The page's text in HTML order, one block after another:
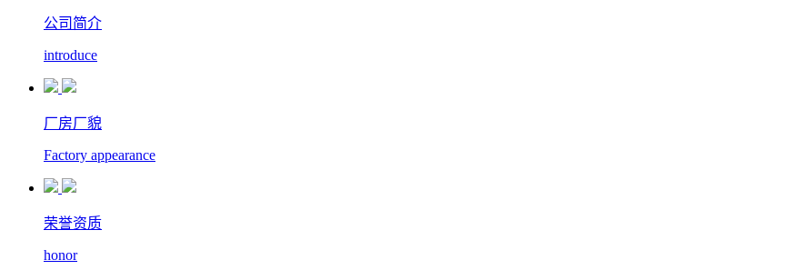
公司简介
introduce
厂房厂貌
Factory appearance
荣誉资质
honor